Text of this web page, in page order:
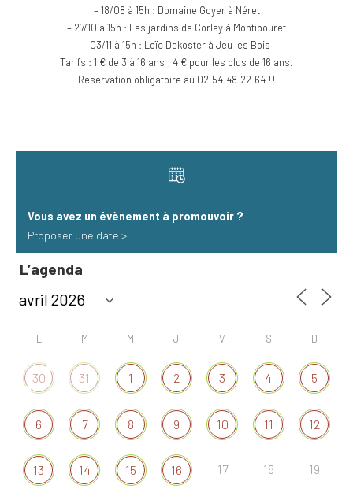
– 18/08 à 15h : Domaine Goyer à Néret
– 27/10 à 15h : Les jardins de Corlay à Montipouret
– 03/11 à 15h : Loïc Dekoster à Jeu les Bois
Tarifs : 1 € de 3 à 16 ans ; 4 € pour les plus de 16 ans.
Réservation obligatoire au 02.54.48.22.64 !!
Vous avez un évènement à promouvoir​ ?
Proposer une date >
L’agenda
L M M J V S D
30 31 1 2 3 4 5
6 7 8 9 10 11 12
13 14 15 16 17 18 19